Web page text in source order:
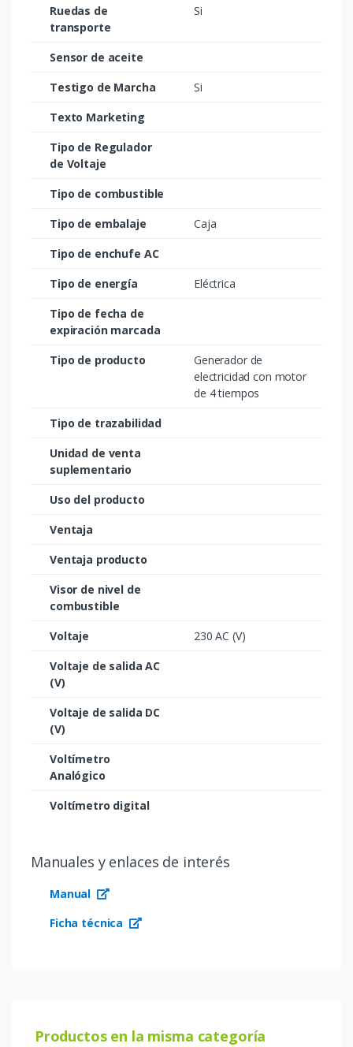
Ruedas de
transporte
Si
Sensor de aceite
Testigo de Marcha
Si
Texto Marketing
Tipo de Regulador
de Voltaje
Tipo de combustible
Tipo de embalaje
Caja
Tipo de enchufe AC
Tipo de energía
Eléctrica
Tipo de fecha de
expiración marcada
Tipo de producto
Generador de
electricidad con motor
de 4 tiempos
Tipo de trazabilidad
Unidad de venta
suplementario
Uso del producto
Ventaja
Ventaja producto
Visor de nivel de
combustible
Voltaje
230 AC (V)
Voltaje de salida AC
(V)
Voltaje de salida DC
(V)
Voltímetro
Analógico
Voltímetro digital
Manuales y enlaces de interés
Manual
Ficha técnica
Productos en la misma categoría